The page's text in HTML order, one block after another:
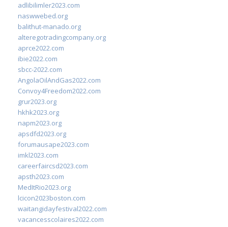
adlibilimler2023.com
naswwebed.org
balithut-manado.org
alteregotradingcompany.org
aprce2022.com
ibie2022.com
sbcc-2022.com
AngolaOilAndGas2022.com
Convoy4Freedom2022.com
grur2023.org
hkhk2023.org
napm2023.org
apsdfd2023.org
forumausape2023.com
imkl2023.com
careerfaircsd2023.com
apsth2023.com
MedItRio2023.org
lcicon2023boston.com
waitangidayfestival2022.com
vacancesscolaires2022.com